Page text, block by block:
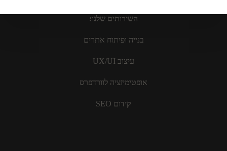
השירותים שלנו:
בנייה ופיתוח אתרים
עיצוב UX/UI
אופטימיזציה לוורדפרס
קידום SEO